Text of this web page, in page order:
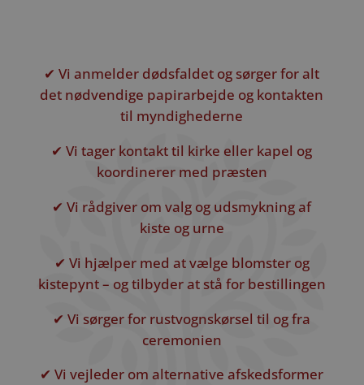
✔ Vi anmelder dødsfaldet og sørger for alt
det nødvendige papirarbejde og kontakten
til myndighederne
✔ Vi tager kontakt til kirke eller kapel og
koordinerer med præsten
✔ Vi rådgiver om valg og udsmykning af
kiste og urne
✔ Vi hjælper med at vælge blomster og
kistepynt – og tilbyder at stå for bestillingen
✔ Vi sørger for rustvognskørsel til og fra
ceremonien
✔ Vi vejleder om alternative afskedsformer